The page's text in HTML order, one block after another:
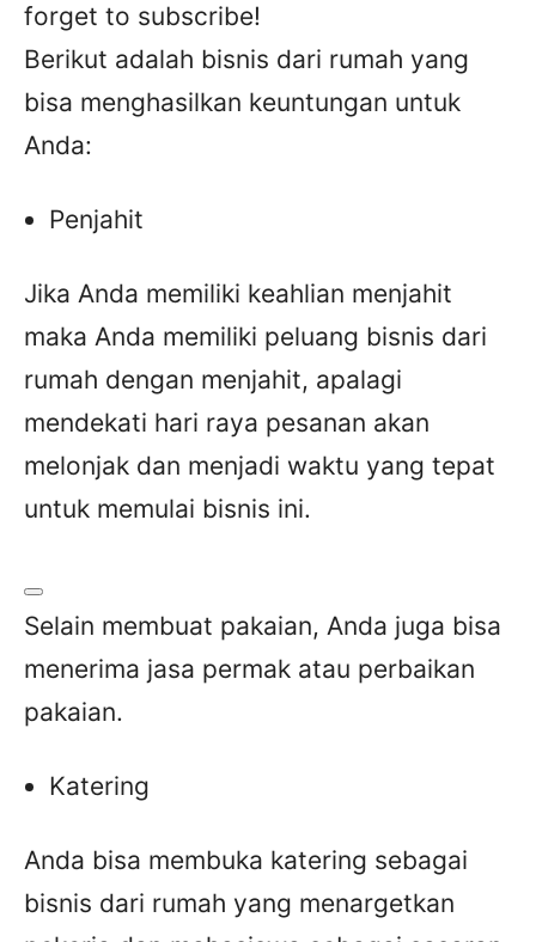
forget to subscribe!
Berikut adalah bisnis dari rumah yang
bisa menghasilkan keuntungan untuk
Anda:
Penjahit
Jika Anda memiliki keahlian menjahit
maka Anda memiliki peluang bisnis dari
rumah dengan menjahit, apalagi
mendekati hari raya pesanan akan
melonjak dan menjadi waktu yang tepat
untuk memulai bisnis ini.
Selain membuat pakaian, Anda juga bisa
menerima jasa permak atau perbaikan
pakaian.
Katering
Anda bisa membuka katering sebagai
bisnis dari rumah yang menargetkan